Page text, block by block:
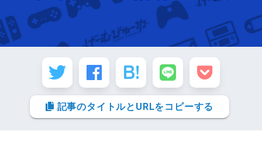
記事のタイトルとURLをコピーする